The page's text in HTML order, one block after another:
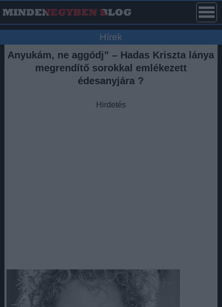
Hírek
Anyukám, ne aggódj” – Hadas Kriszta lánya
megrendítő sorokkal emlékezett
édesanyjára ?
Hirdetés